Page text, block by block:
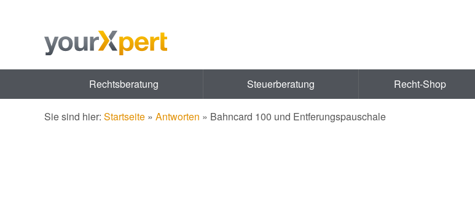
Rechtsberatung Steuerberatung Recht-Shop
Sie sind hier: Startseite » Antworten » Bahncard 100 und Entferungspauschale